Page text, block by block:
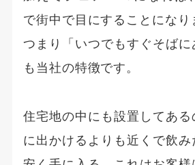
で街中で目にすることになり
つまり「いつでもすぐそば
も当社の特徴です。
住宅地の中にも設置してある
に出かけるよりも近くで飲